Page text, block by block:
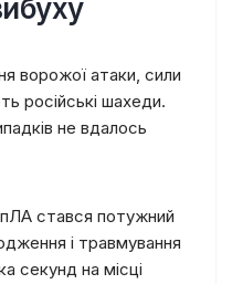
ворожої атаки, сили
російські шахеди.
не вдалось
стався потужний
і травмування
секунд на місці